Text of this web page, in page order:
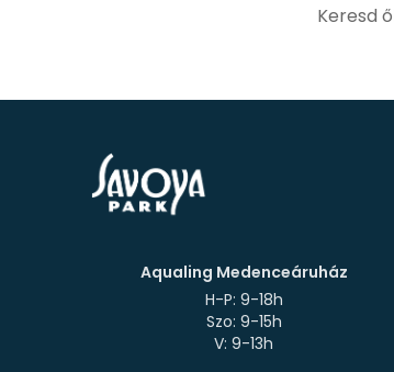
Keresd
Aqualing Medenceáruház
H-P: 9-18h
Szo: 9-15h